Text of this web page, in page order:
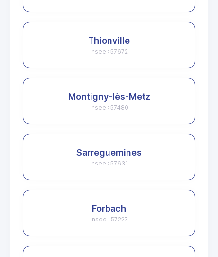
Thionville
Insee : 57672
Montigny-lès-Metz
Insee : 57480
Sarreguemines
Insee : 57631
Forbach
Insee : 57227